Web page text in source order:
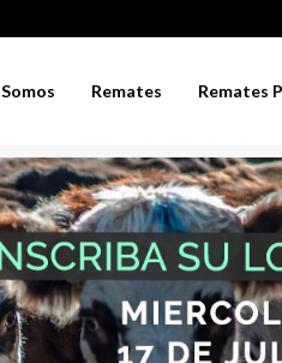
Somos Remates Remates